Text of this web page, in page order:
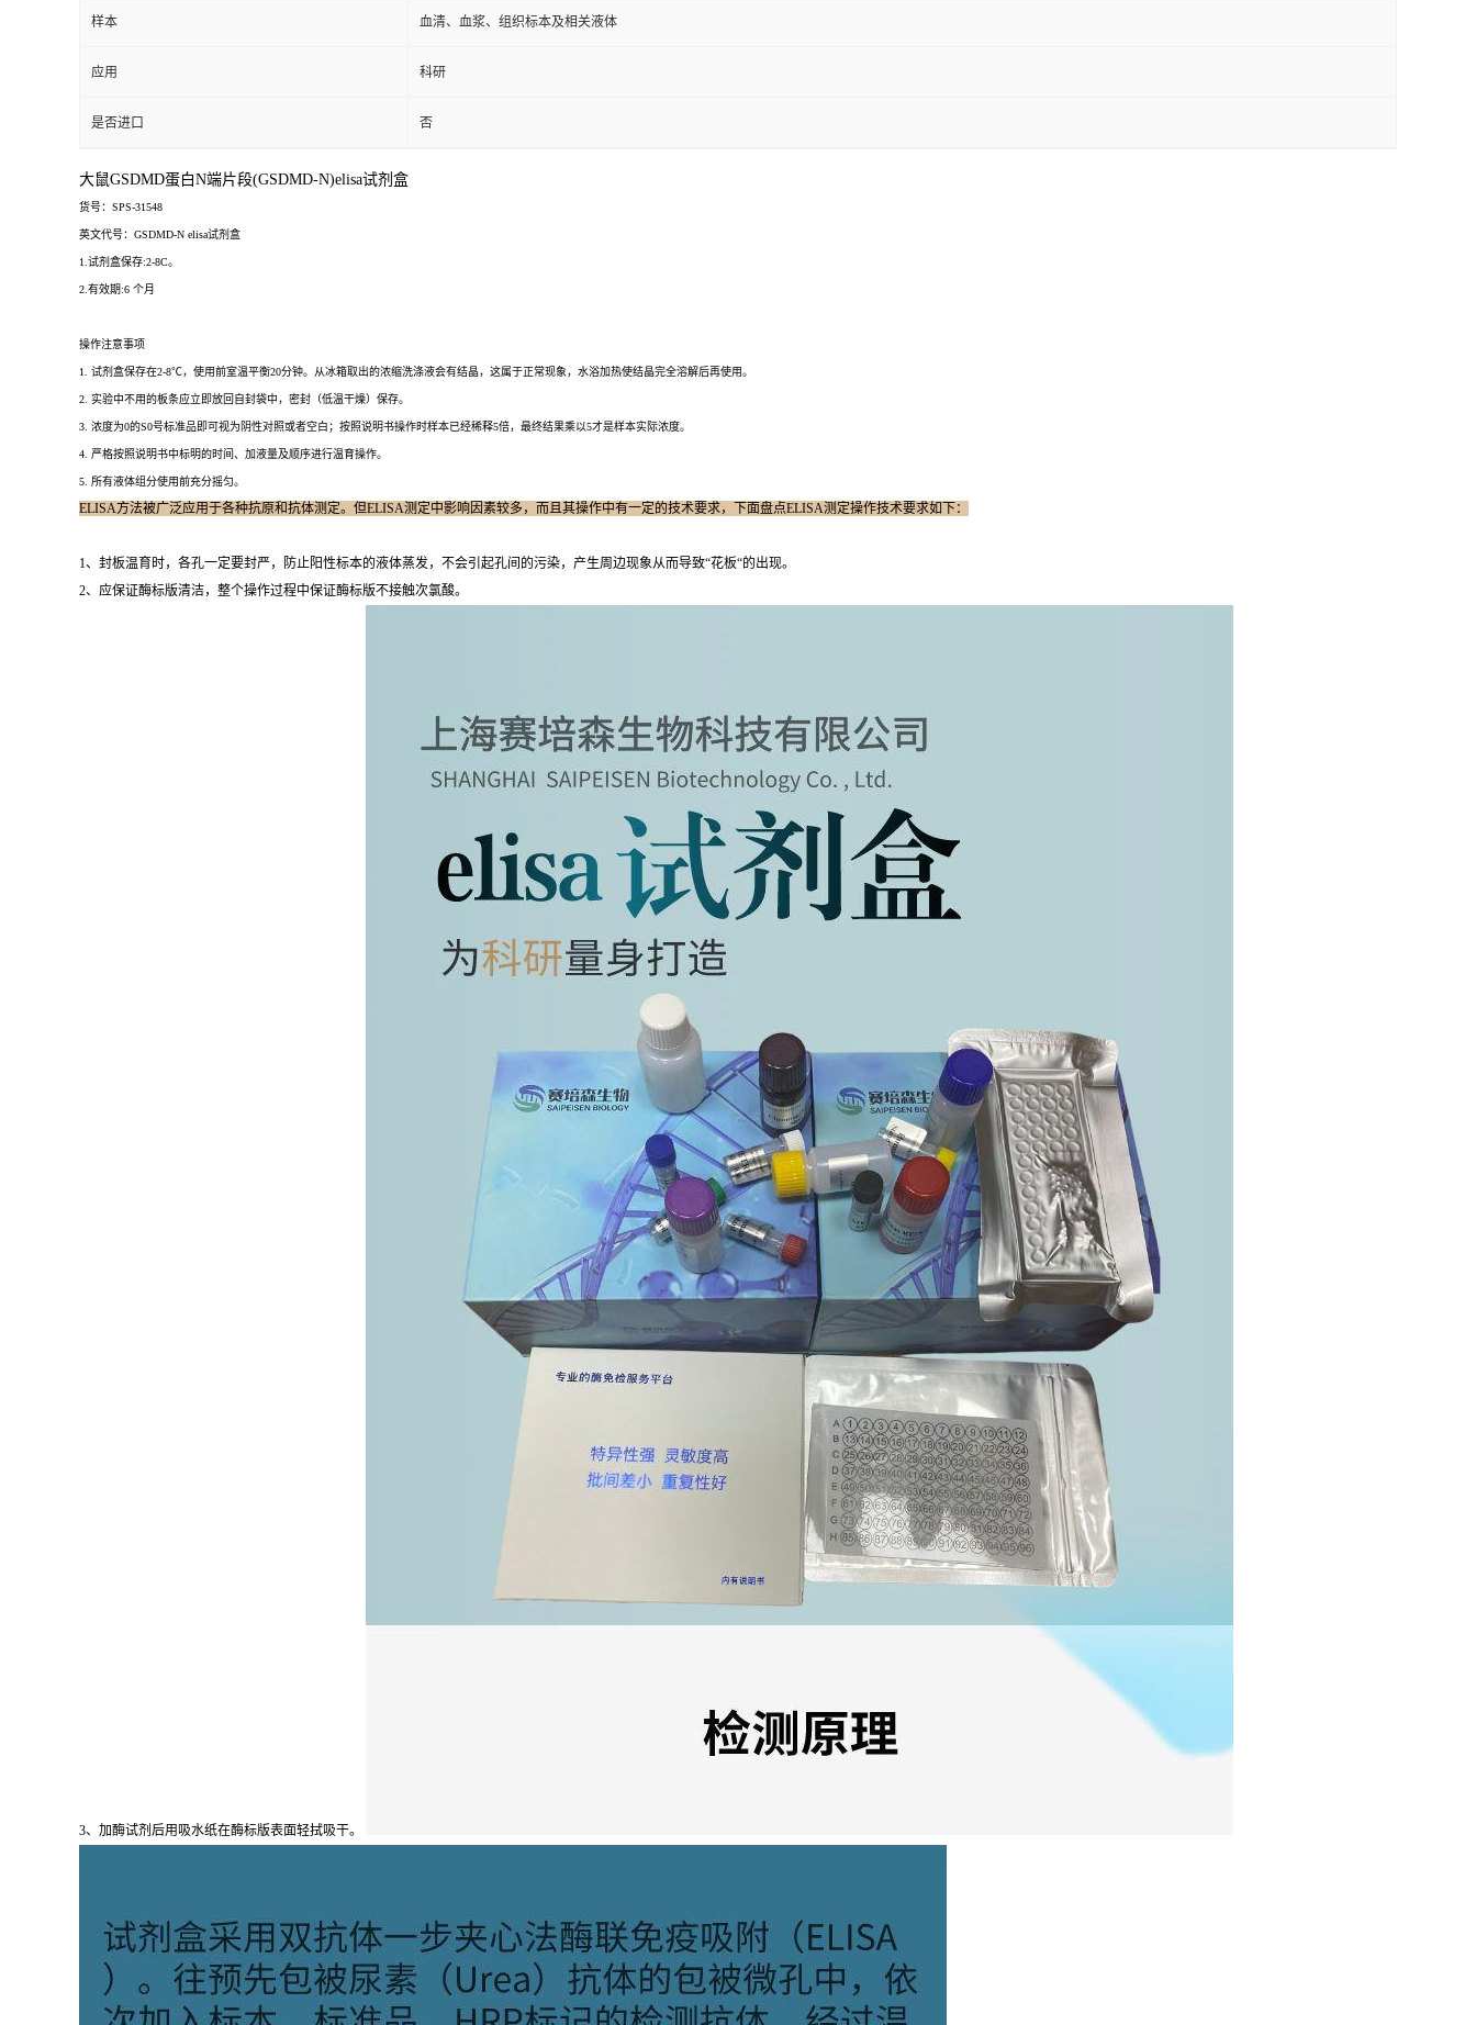
样本 血清、血浆、组织标本及相关液体
应用 科研
是否进口 否
大鼠GSDMD蛋白N端片段(GSDMD-N)elisa试剂盒
货号：SPS-31548
英文代号：GSDMD-N elisa试剂盒
1.试剂盒保存:2-8C。
2.有效期:6 个月
操作注意事项
1. 试剂盒保存在2-8℃，使用前室温平衡20分钟。从冰箱取出的浓缩洗涤液会有结晶，这属于正常现象，水浴加热使结晶完全溶解后再使用。
2. 实验中不用的板条应立即放回自封袋中，密封（低温干燥）保存。
3. 浓度为0的S0号标准品即可视为阴性对照或者空白；按照说明书操作时样本已经稀释5倍，最终结果乘以5才是样本实际浓度。
4. 严格按照说明书中标明的时间、加液量及顺序进行温育操作。
5. 所有液体组分使用前充分摇匀。
ELISA方法被广泛应用于各种抗原和抗体测定。但ELISA测定中影响因素较多，而且其操作中有一定的技术要求，下面盘点ELISA测定操作技术要求如下：
1、封板温育时，各孔一定要封严，防止阳性标本的液体蒸发，不会引起孔间的污染，产生周边现象从而导致“花板“的出现。
2、应保证酶标版清洁，整个操作过程中保证酶标版不接触次氯酸。
3、加酶试剂后用吸水纸在酶标版表面轻拭吸干。